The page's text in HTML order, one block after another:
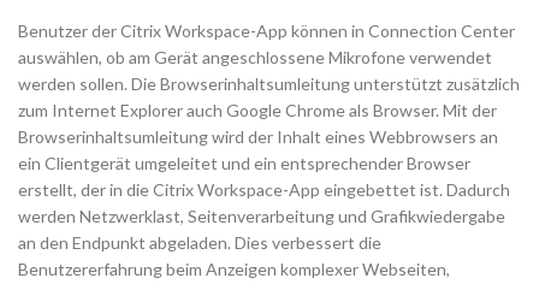
Benutzer der Citrix Workspace-App können in Connection Center
auswählen, ob am Gerät angeschlossene Mikrofone verwendet
werden sollen. Die Browserinhaltsumleitung unterstützt zusätzlich
zum Internet Explorer auch Google Chrome als Browser. Mit der
Browserinhaltsumleitung wird der Inhalt eines Webbrowsers an
ein Clientgerät umgeleitet und ein entsprechender Browser
erstellt, der in die Citrix Workspace-App eingebettet ist. Dadurch
werden Netzwerklast, Seitenverarbeitung und Grafikwiedergabe
an den Endpunkt abgeladen. Dies verbessert die
Benutzererfahrung beim Anzeigen komplexer Webseiten,